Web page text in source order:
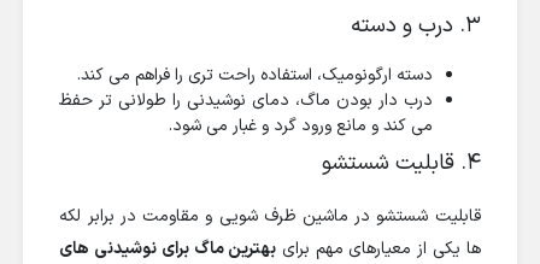
۳. درب و دسته
دسته ارگونومیک، استفاده راحت تری را فراهم می کند.
درب دار بودن ماگ، دمای نوشیدنی را طولانی تر حفظ
می کند و مانع ورود گرد و غبار می شود.
۴. قابلیت شستشو
قابلیت شستشو در ماشین ظرف شویی و مقاومت در برابر لکه
ها یکی از معیارهای مهم برای بهترین ماگ برای نوشیدنی های